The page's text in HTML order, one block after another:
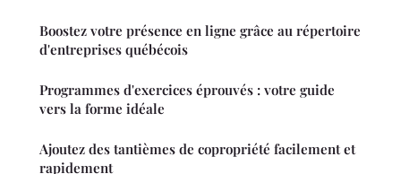
Boostez votre présence en ligne grâce au répertoire
d'entreprises québécois
Programmes d'exercices éprouvés : votre guide
vers la forme idéale
Ajoutez des tantièmes de copropriété facilement et
rapidement